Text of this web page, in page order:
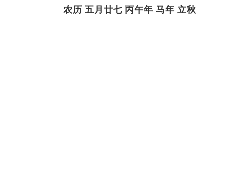
农历 五月廿七 丙午年 马年 立秋